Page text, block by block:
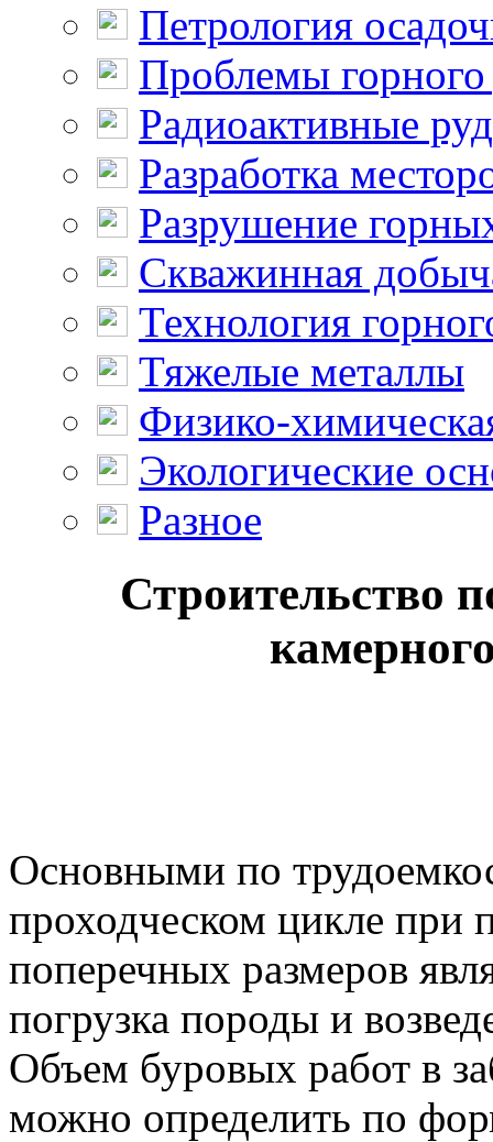
Петрология
Проблемы горного
Радиоактивные
Разработка
Разрушение
Скважинная
Технология
Тяжелые металлы
Физико-
Экологические
Разное
Строительство
Основными по
проходческом цикле при
поперечных размеров
погрузка породы и
Объем буровых работ в
можно определить по